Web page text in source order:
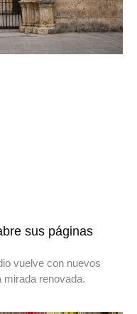
sus páginas
vuelve con nuevos
renovada.